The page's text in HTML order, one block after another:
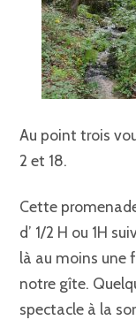
Au point trois
2 et 18.
Cette
d’ 1/2 H ou 1H
là au moins une
notre gîte.
spectacle à la